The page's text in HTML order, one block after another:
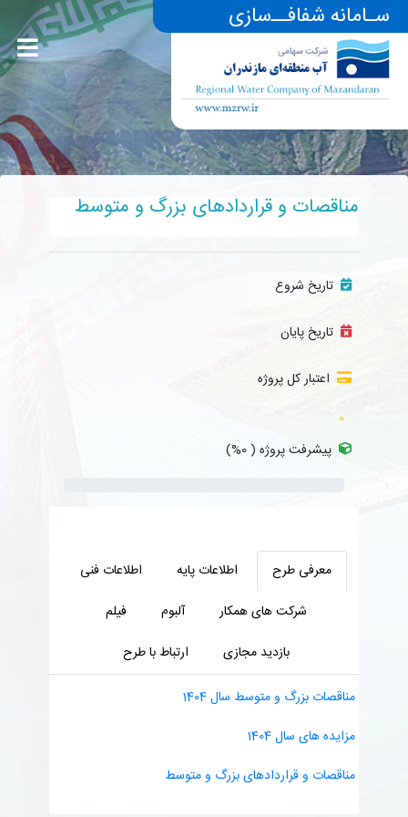
سـامانه شفافــ‌سازی
مناقصات و قراردادهای بزرگ و متوسط
تاریخ شروع
تاریخ پایان
اعتبار کل پروژه
پیشرفت پروژه ( 0%)
معرفی طرح اطلاعات پایه
اطلاعات فنی
شرکت های همکار
آلبوم
فیلم
بازدید مجازی
ارتباط با طرح
مناقصات بزرگ و متوسط سال 1404
مزایده های سال 1404
مناقصات و قراردادهای بزرگ و متوسط